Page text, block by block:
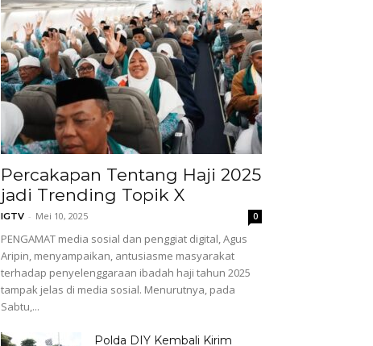
Percakapan Tentang Haji 2025
jadi Trending Topik X
IGTV - Mei 10, 2025 0
PENGAMAT media sosial dan penggiat digital, Agus
Aripin, menyampaikan, antusiasme masyarakat
terhadap penyelenggaraan ibadah haji tahun 2025
tampak jelas di media sosial. Menurutnya, pada
Sabtu,...
Polda DIY Kembali Kirim